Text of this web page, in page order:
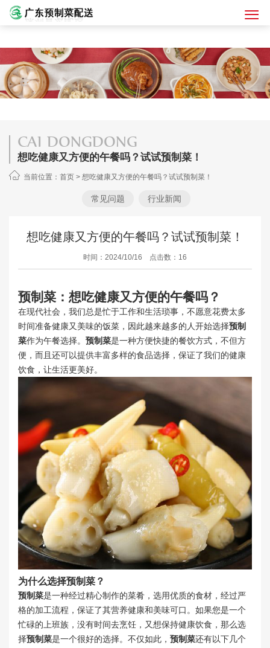
CAI DONGDONG
想吃健康又方便的午餐吗？试试预制菜！
当前位置： 首页 > 想吃健康又方便的午餐吗？试试预制菜！
常见问题 行业新闻
想吃健康又方便的午餐吗？试试预制菜！
时间：2024/10/16 点击数：16
预制菜 ：想吃健康又方便的午餐吗？
在现代社会，我们总是忙于工作和生活琐事，不愿意花费太多
时间准备健康又美味的饭菜，因此越来越多的人开始选择预制
菜作为午餐选择。 预制菜是一种方便快捷的餐饮方式，不但方
便，而且还可以提供丰富多样的食品选择，保证了我们的健康
饮食，让生活更美好。
为什么选择预制菜 ？
预制菜是一种经过精心制作的菜肴，选用优质的食材，经过严
格的加工流程，保证了其营养健康和美味可口。如果您是一个
忙碌的上班族，没有时间去烹饪，又想保持健康饮食，那么选
择预制菜是一个很好的选择。不仅如此， 预制菜还有以下几个